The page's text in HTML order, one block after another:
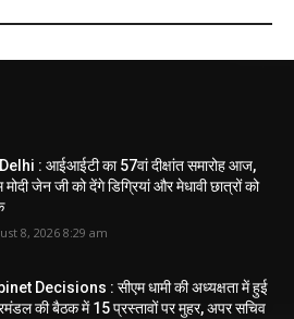
Delhi : आईआईटी का 57वां दीक्षांत समारोह आज,
मोदी जेन जी को देंगे डिग्रियां और मेधावी छात्रों को
8, 2026 8:29 am
Decisions : सीएम धामी की अध्यक्षता में हुई
की बैठक में 15 प्रस्तावों पर मुहर, अपर सचिव